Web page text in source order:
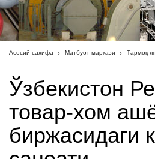
Асосий саҳифа Матбуот маркази Тармоқ
Ўзбекистон
товар-хом
биржасидаги